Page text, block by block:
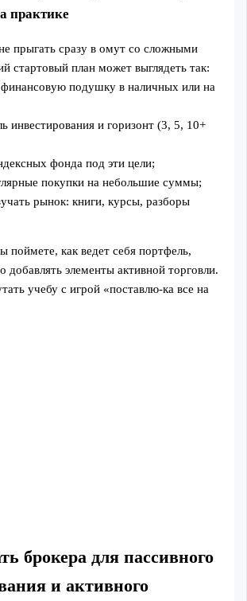
практике
прыгать сразу в омут со сложными
стартовый план может выглядеть так:
подушку в наличных или на
инвестирования и горизонт (3, 5, 10+
фонда под эти цели;
покупки на небольшие суммы;
рынок: книги, курсы, разборы
поймете, как ведет себя портфель,
добавлять элементы активной торговли.
учебу с игрой «поставлю-ка все на
брокера для пассивного
и активного